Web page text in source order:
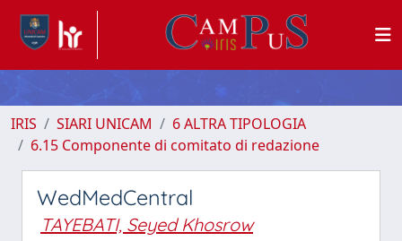
IRIS SIARI UNICAM
6 ALTRA TIPOLOGIA
6.15 Componente di comitato di redazione
WedMedCentral
TAYEBATI, Seyed Khosrow